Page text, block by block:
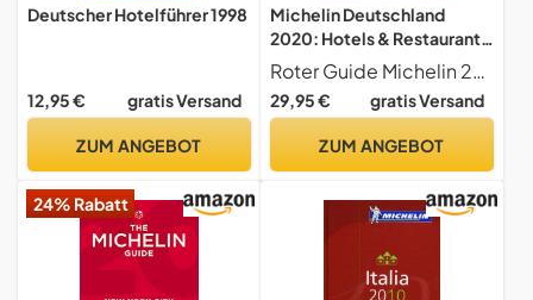
Deutscher Hotelführer 1998
12,95 € gratis Versand
ZUM ANGEBOT
Michelin Deutschland
2020: Hotels & Restaurants
(MICHELIN Hotelführer
Deutschland)
Roter Guide Michelin 2020 Deutschland Restaurants & Hotels
29,95 € gratis Versand
ZUM ANGEBOT
24% Rabatt